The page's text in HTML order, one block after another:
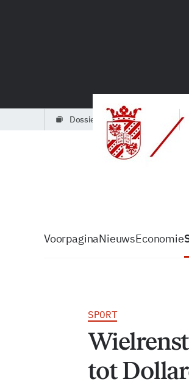
dossiers
VoorpaginaNieuwsEconomie
SPORT
tot